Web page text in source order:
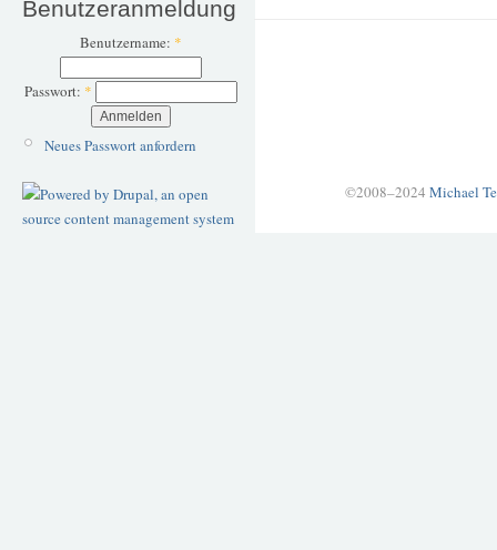
Benutzeranmeldung
Benutzername: *
Passwort: *
Neues Passwort anfordern
©2008–2024 Michael